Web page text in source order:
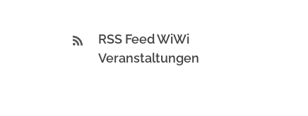
RSS Feed WiWi
Veranstaltungen